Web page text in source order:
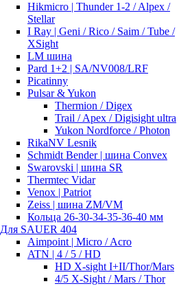
Hikmicro | Thunder 1-2 / Alpex /
Stellar
I Ray | Geni / Rico / Saim / Tube /
XSight
LM шина
Pard 1+2 | SA/NV008/LRF
Picatinny
Pulsar & Yukon
Thermion / Digex
Trail / Apex / Digisight ultra
Yukon Nordforce / Photon
RikaNV Lesnik
Schmidt Bender | шина Convex
Swarovski | шина SR
Thermtec Vidar
Venox | Patriot
Zeiss | шина ZM/VM
Кольца 26-30-34-35-36-40 мм
Для SAUER 404
Aimpoint | Micro / Acro
ATN | 4 / 5 / HD
HD X-sight I+II/Thor/Mars
4/5 X-Sight / Mars / Thor